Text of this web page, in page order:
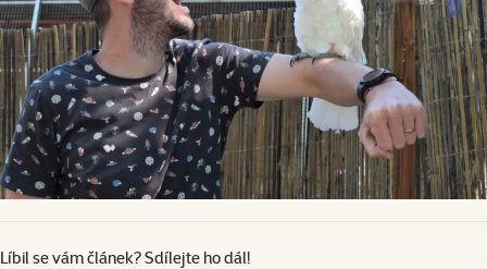
Líbil se vám článek? Sdílejte ho dál!